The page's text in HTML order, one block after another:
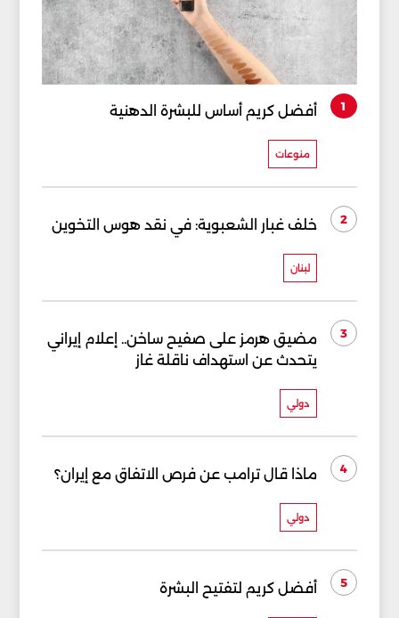
1 أفضل كريم أساس للبشرة الدهنية
منوعات
2 خلف غبار الشعبوية: في نقد هوس التخوين
لبنان
3
مضيق هرمز على صفيح ساخن.. إعلام إيراني
يتحدث عن استهداف ناقلة غاز
دولي
4 ماذا قال ترامب عن فرص الاتفاق مع إيران؟
دولي
5 أفضل كريم لتفتيح البشرة